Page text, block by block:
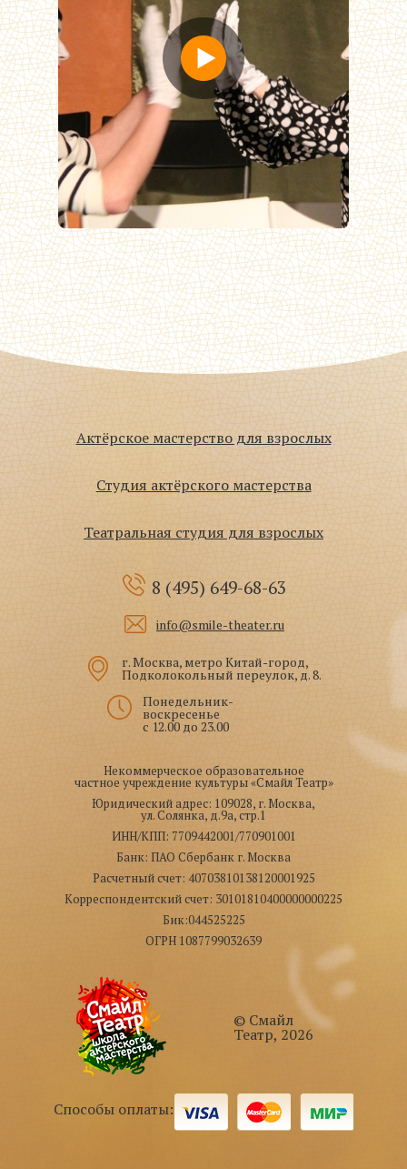
© Смайл
Театр, 2026
Способы оплаты:
Актёрское мастерство для взрослых
Студия актёрского мастерства
Театральная студия для взрослых
8 (495) 649-68-63
info@smile-theater.ru
г. Москва, метро Китай-город,
Подколокольный переулок, д. 8.
Понедельник-
воскресенье
с 12.00 до 23.00
Некоммерческое образовательное
частное учреждение культуры «Смайл Театр»
Юридический адрес: 109028, г. Москва,
ул. Солянка, д.9а, стр.1
ИНН/КПП: 7709442001/770901001
Банк: ПАО Сбербанк г. Москва
Расчетный счет: 40703810138120001925
Корреспондентский счет: 30101810400000000225
Бик:044525225
ОГРН 1087799032639